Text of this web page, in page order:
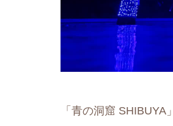
「青の洞窟